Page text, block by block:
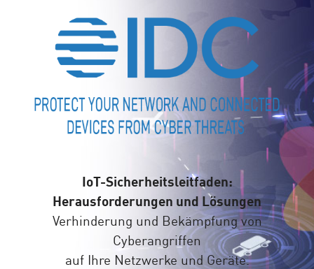
IoT-Sicherheitsleitfaden:
Herausforderungen und Lösungen
Verhinderung und Bekämpfung von
Cyberangriffen
auf Ihre Netzwerke und Geräte.